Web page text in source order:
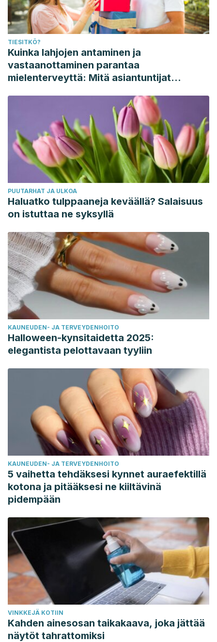
TIESITKÖ?
Kuinka lahjojen antaminen ja
vastaanottaminen parantaa
mielenterveyttä: Mitä asiantuntijat
PUUTARHAT JA ULKOA
Haluatko tulppaaneja keväällä? Salaisuus
on istuttaa ne syksyllä
KAUNEUDEN- JA TERVEYDENHOITO
Halloween-kynsitaidetta 2025:
elegantista pelottavaan tyyliin
KAUNEUDEN- JA TERVEYDENHOITO
5 vaihetta tehdäksesi kynnet auraefektillä
kotona ja pitääksesi ne kiiltävinä
pidempään
VINKKEJÄ KOTIIN
Kahden ainesosan taikakaava, joka jättää
näytöt tahrattomiksi